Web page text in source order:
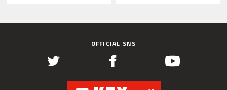
OFFICIAL SNS